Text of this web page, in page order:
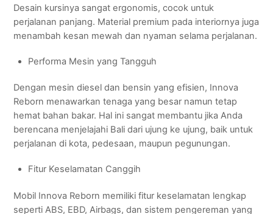
Desain kursinya sangat ergonomis, cocok untuk
perjalanan panjang. Material premium pada interiornya juga
menambah kesan mewah dan nyaman selama perjalanan.
Performa Mesin yang Tangguh
Dengan mesin diesel dan bensin yang efisien, Innova
Reborn menawarkan tenaga yang besar namun tetap
hemat bahan bakar. Hal ini sangat membantu jika Anda
berencana menjelajahi Bali dari ujung ke ujung, baik untuk
perjalanan di kota, pedesaan, maupun pegunungan.
Fitur Keselamatan Canggih
Mobil Innova Reborn memiliki fitur keselamatan lengkap
seperti ABS, EBD, Airbags, dan sistem pengereman yang